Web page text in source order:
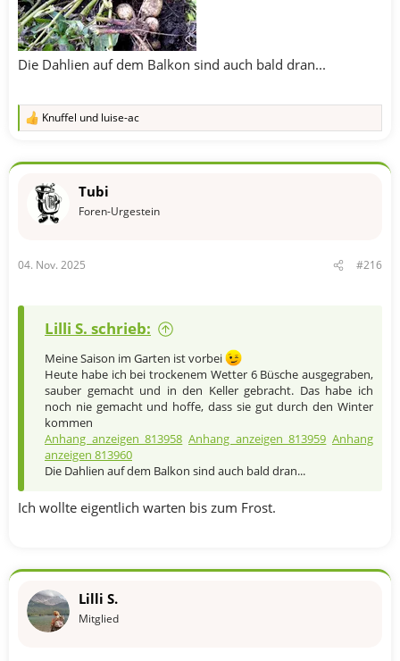
Die Dahlien auf dem Balkon sind auch bald dran...​
R
k
:
Knuffel und luise-ac
Tubi
Foren-Urgestein
04. Nov. 2025 #216
Lilli S. schrieb:
Meine Saison im Garten ist vorbei
Heute habe ich bei trockenem Wetter 6 Büsche ausgegraben,
sauber gemacht und in den Keller gebracht. Das habe ich
noch nie gemacht und hoffe, dass sie gut durch den Winter
kommen
Anhang anzeigen 813958 Anhang anzeigen 813959 Anhang
anzeigen 813960
Die Dahlien auf dem Balkon sind auch bald dran...​
Ich wollte eigentlich warten bis zum Frost.
Lilli S.
Mitglied